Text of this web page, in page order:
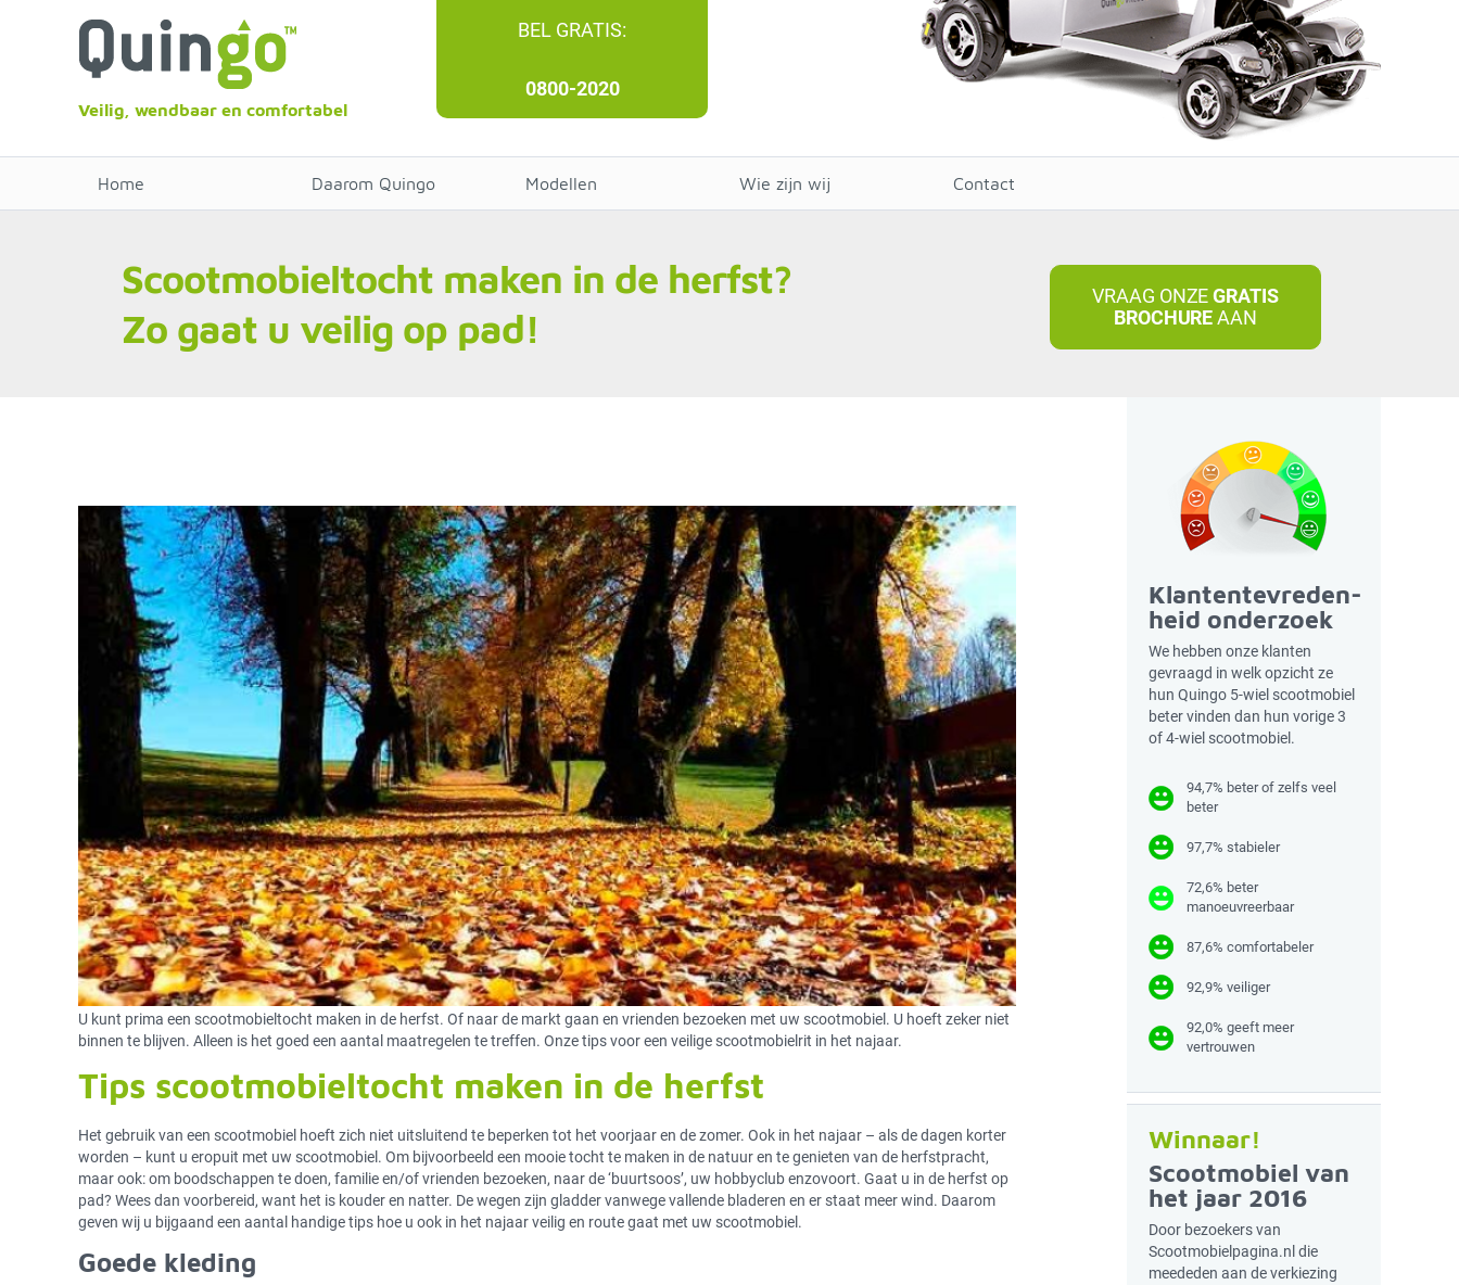
Veilig, wendbaar en comfortabel
BEL GRATIS:
0800-2020
Home Daarom Quingo Modellen Wie zijn wij Contact
Scootmobieltocht maken in de herfst?
Zo gaat u veilig op pad!
VRAAG ONZEGRATIS
BROCHUREAAN
U kunt prima een scootmobieltocht maken in de herfst. Of naar de markt gaan en vrienden bezoeken met uw scootmobiel. U hoeft zeker niet
binnen te blijven. Alleen is het goed een aantal maatregelen te treffen. Onze tips voor een veilige scootmobielrit in het najaar.
Tips scootmobieltocht maken in de herfst
Het gebruik van een scootmobiel hoeft zich niet uitsluitend te beperken tot het voorjaar en de zomer. Ook in het najaar – als de dagen korter
worden – kunt u eropuit met uw scootmobiel. Om bijvoorbeeld een mooie tocht te maken in de natuur en te genieten van de herfstpracht,
maar ook: om boodschappen te doen, familie en/of vrienden bezoeken, naar de ‘buurtsoos’, uw hobbyclub enzovoort. Gaat u in de herfst op
pad? Wees dan voorbereid, want het is kouder en natter. De wegen zijn gladder vanwege vallende bladeren en er staat meer wind. Daarom
geven wij u bijgaand een aantal handige tips hoe u ook in het najaar veilig en route gaat met uw scootmobiel.
Goede kleding
Klantentevreden-
heid onderzoek
We hebben onze klanten
gevraagd in welk opzicht ze
hun Quingo 5-wiel scootmobiel
beter vinden dan hun vorige 3
of 4-wiel scootmobiel.
94,7% beter of zelfs veel
beter
97,7% stabieler
72,6% beter
manoeuvreerbaar
87,6% comfortabeler
92,9% veiliger
92,0% geeft meer
vertrouwen
Winnaar!
Scootmobiel van
het jaar 2016
Door bezoekers van
Scootmobielpagina.nl die
meededen aan de verkiezing